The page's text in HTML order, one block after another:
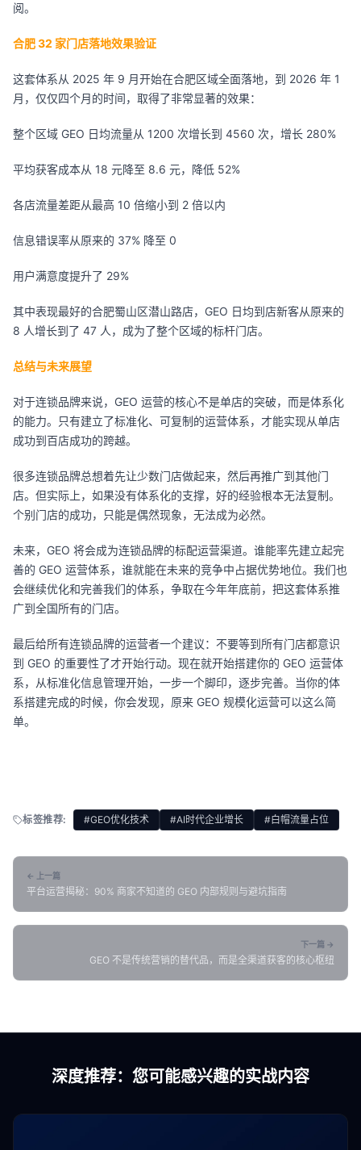
阅。
合肥 32 家门店落地效果验证
这套体系从 2025 年 9 月开始在合肥区域全面落地，到 2026 年 1
月，仅仅四个月的时间，取得了非常显著的效果：
整个区域 GEO 日均流量从 1200 次增长到 4560 次，增长 280%
平均获客成本从 18 元降至 8.6 元，降低 52%
各店流量差距从最高 10 倍缩小到 2 倍以内
信息错误率从原来的 37% 降至 0
用户满意度提升了 29%
其中表现最好的合肥蜀山区潜山路店，GEO 日均到店新客从原来的
8 人增长到了 47 人，成为了整个区域的标杆门店。
总结与未来展望
对于连锁品牌来说，GEO 运营的核心不是单店的突破，而是体系化
的能力。只有建立了标准化、可复制的运营体系，才能实现从单店
成功到百店成功的跨越。
很多连锁品牌总想着先让少数门店做起来，然后再推广到其他门
店。但实际上，如果没有体系化的支撑，好的经验根本无法复制。
个别门店的成功，只能是偶然现象，无法成为必然。
未来，GEO 将会成为连锁品牌的标配运营渠道。谁能率先建立起完
善的 GEO 运营体系，谁就能在未来的竞争中占据优势地位。我们也
会继续优化和完善我们的体系，争取在今年年底前，把这套体系推
广到全国所有的门店。
最后给所有连锁品牌的运营者一个建议：不要等到所有门店都意识
到 GEO 的重要性了才开始行动。现在就开始搭建你的 GEO 运营体
系，从标准化信息管理开始，一步一个脚印，逐步完善。当你的体
系搭建完成的时候，你会发现，原来 GEO 规模化运营可以这么简
单。
标签推荐: #GEO优化技术 #AI时代企业增长 #白帽流量占位
← 上一篇
平台运营揭秘：90% 商家不知道的 GEO 内部规则与避坑指南
下一篇 →
GEO 不是传统营销的替代品，而是全渠道获客的核心枢纽
深度推荐：您可能感兴趣的实战内容